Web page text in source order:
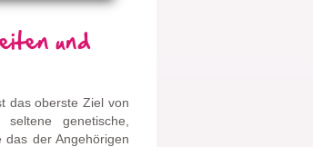
und
das oberste Ziel von
genetische,
der Angehörigen